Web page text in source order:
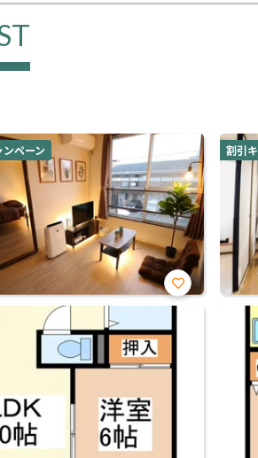
ペーン
お気
り登
録
割引